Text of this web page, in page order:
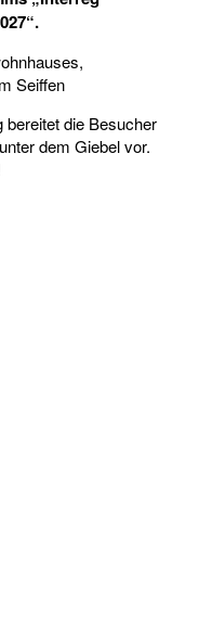
Seiffen
bereitet die Besucher
dem Giebel vor.